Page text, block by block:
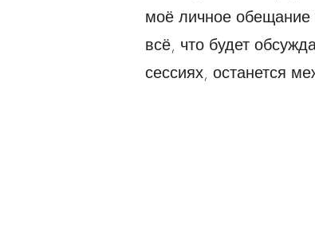
моё личное
всё, что будет
сессиях, останется